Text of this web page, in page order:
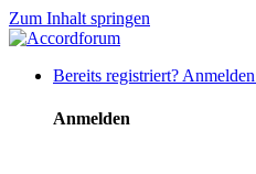
Zum Inhalt springen
Bereits registriert? Anmelden
Anmelden